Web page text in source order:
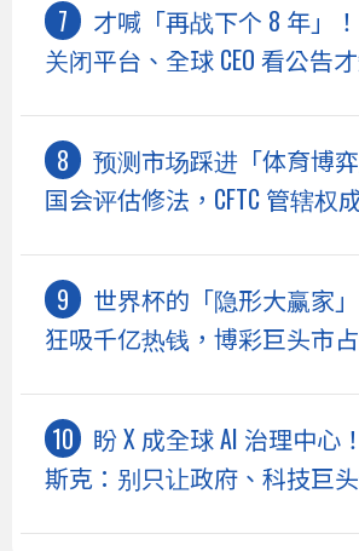
才喊「再战下个 8 年」
关闭平台、全球 CEO 看公告
预测市场踩进「体育博
国会评估修法，CFTC 管辖权
世界杯的「隐形大赢家
狂吸千亿热钱，博彩巨头市
盼 X 成全球 AI 治理中心
斯克：别只让政府、科技巨